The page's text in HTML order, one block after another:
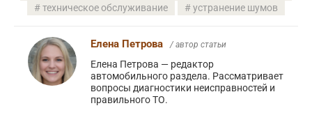
техническое обслуживание
устранение шумов
Елена Петрова / автор статьи
Елена Петрова — редактор
автомобильного раздела. Рассматривает
вопросы диагностики неисправностей и
правильного ТО.